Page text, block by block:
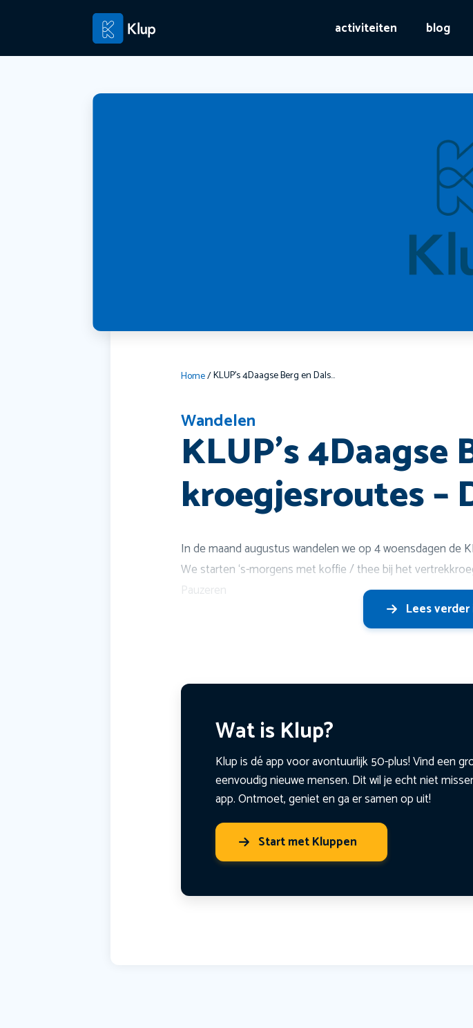
activiteiten blog
Home/ KLUP’s 4Daagse Berg en Dalse kroegjesroutes – Dag 2
Wandelen
KLUP’s 4Daagse
kroegjesroutes –
In de maand augustus wandelen we op 4 woensdagen de
We starten ‘s-morgens met koffie / thee bij het
Pauzeren
Lees
Wat is Klup?
Klup is dé app voor avontuurlijk 50-plus! Vind een
eenvoudig nieuwe mensen. Dit wil je echt niet
app. Ontmoet, geniet en ga er samen op uit!
Start met Kluppen